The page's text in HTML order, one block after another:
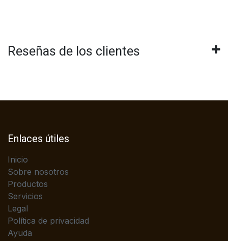
Reseñas de los clientes
Enlaces útiles
Inicio
Sobre nosotros
Productos
Servicios
Legal
Política de privacidad
Ayuda